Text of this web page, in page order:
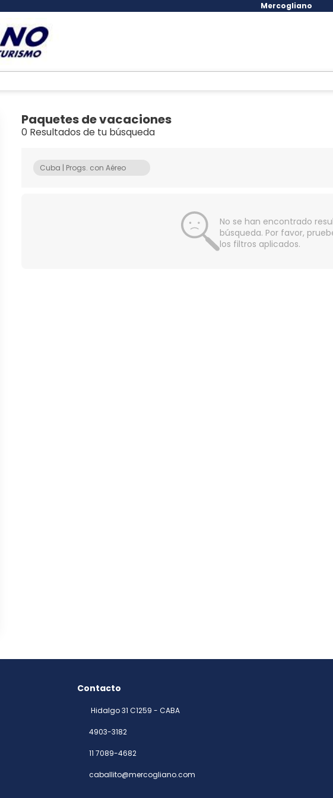
Mercogliano
Paquetes de vacaciones
0 Resultados de tu búsqueda
Cuba | Progs. con Aéreo
No se han encontrado
búsqueda. Por favor,
los filtros aplicados.
Contacto
Hidalgo 31 C1259 - CABA
4903-3182
11 7089-4682
caballito@mercogliano.com